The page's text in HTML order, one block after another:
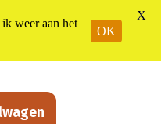
weer aan het
OK
X